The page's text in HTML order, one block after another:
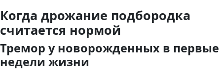
Когда дрожание подбородка
считается нормой
Тремор у новорожденных в первые
недели жизни